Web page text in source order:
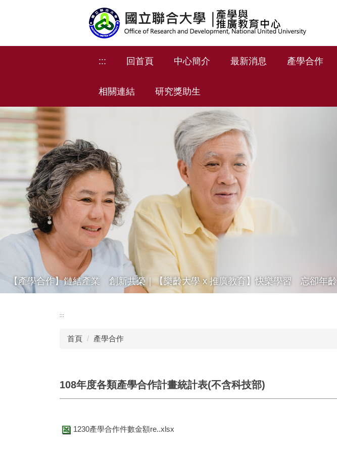
::: 回首頁 中心簡介 最新消息 產學合作
相關連結 研究獎助生
【產學合作】鏈結產業 創新共榮｜【樂齡大學 x 推廣教育】快樂學習 忘卻年齡
:::
首頁 產學合作
108年度各類產學合作計畫統計表(不含科技部)
1230產學合作件數金額re..xlsx